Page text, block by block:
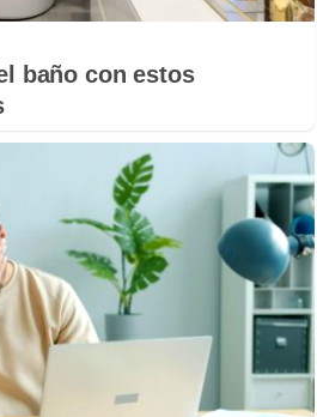
baño con estos